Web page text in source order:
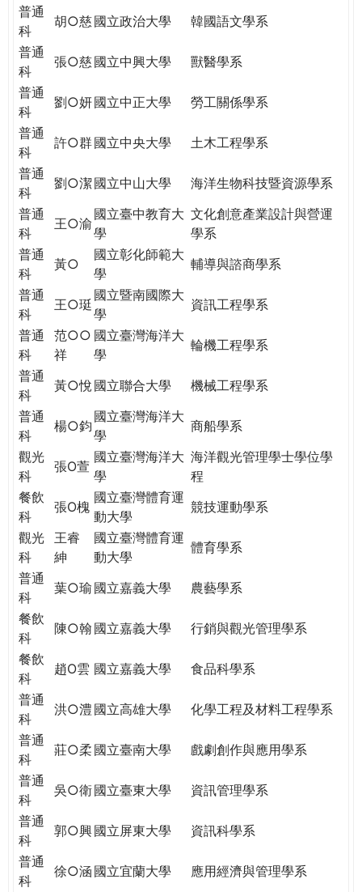
民。
WAGOR
TODAY
THE
WORLD
TOMORROW
PUTTING
YOU
THE
PATH
GLOBAL
CITIZENSHIP
普通
科
胡○慈國立政治大學
韓國語文學系
普通
科
張○慈國立中興大學
獸醫學系
普通
科
劉○妍國立中正大學
勞工關係學系
普通
科
許○群國立中央大學
土木工程學系
普通
科
劉○潔國立中山大學
海洋生物科技暨資源學系
普通
科
王○渝
國立臺中教育大
學
文化創意產業設計與營運
學系
普通
科
黃○
國立彰化師範大
學
輔導與諮商學系
普通
科
王○珽
國立暨南國際大
學
資訊工程學系
普通
科
范○○
祥
國立臺灣海洋大
學
輪機工程學系
普通
科
黃○悅 國立聯合大學
機械工程學系
普通
科
楊○鈞
國立臺灣海洋大
學
商船學系
觀光
科
張O萱
國立臺灣海洋大
學
海洋觀光管理學士學位學
程
餐飲
科
張O槐
國立臺灣體育運
動大學
競技運動學系
觀光
科
王睿
紳
國立臺灣體育運
動大學
體育學系
普通
科
葉○瑜 國立嘉義大學
農藝學系
餐飲
科
陳○翰 國立嘉義大學
行銷與觀光管理學系
餐飲
科
趙O雲 國立嘉義大學
食品科學系
普通
科
洪○澧 國立高雄大學
化學工程及材料工程學系
普通
科
莊○柔 國立臺南大學
戲劇創作與應用學系
普通
科
吳○衛國立臺東大學
資訊管理學系
普通
科
郭○興國立屏東大學
資訊科學系
普通
科
徐○涵 國立宜蘭大學
應用經濟與管理學系